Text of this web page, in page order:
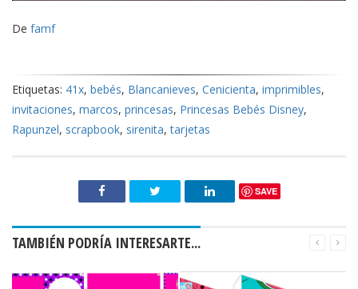
De famf
Etiquetas: 41x, bebés, Blancanieves, Cenicienta, imprimibles,
invitaciones, marcos, princesas, Princesas Bebés Disney,
Rapunzel, scrapbook, sirenita,tarjetas
SAVE
TAMBIÉN PODRÍA INTERESARTE...